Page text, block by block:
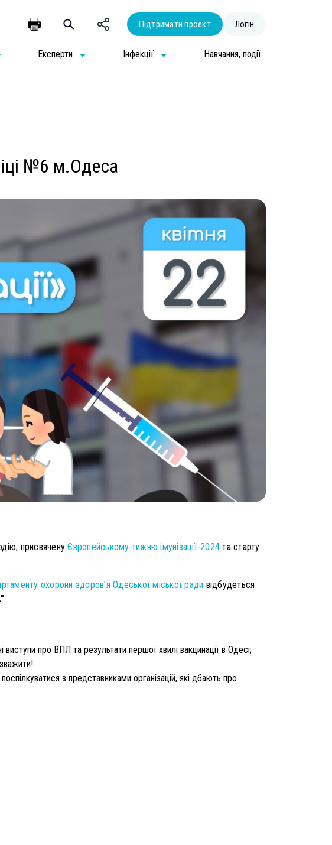
Підтримати проєкт Логін
Експерти Інфекції Навчання, події
№6 м.Одеса
присвяченуЄвропейському тижню імунізації-2024 та старту
охорони здоров’я Одеської міської ради відбудеться
про ВПЛ та результати першої хвилі вакцинації в Одесі;
з представниками організацій, які дбають про